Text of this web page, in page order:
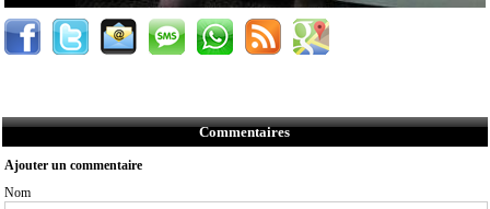
Commentaires
Ajouter un commentaire
Nom